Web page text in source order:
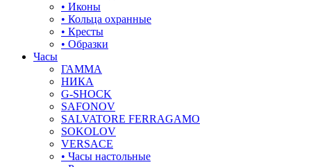
кошки
круг (шар)
крылья и перья
листья
ловец снов
лошадки и единороги
• Иконы
• Кольца охранные
• Кресты
• Образки
Часы
ГАММА
НИКА
G-SHOCK
SAFONOV
SALVATORE FERRAGAMO
SOKOLOV
VERSACE
• Часы настольные